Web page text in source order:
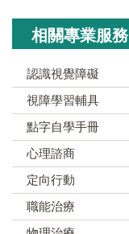
相關專業服務
認識視覺障礙
視障學習輔具
點字自學手冊
心理諮商
定向行動
職能治療